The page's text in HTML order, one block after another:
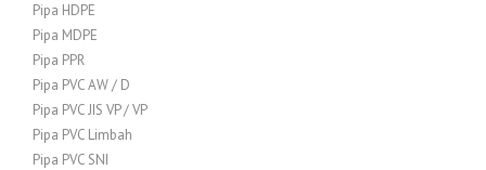
Pipa HDPE
Pipa MDPE
Pipa PPR
Pipa PVC AW / D
Pipa PVC JIS VP / VP
Pipa PVC Limbah
Pipa PVC SNI